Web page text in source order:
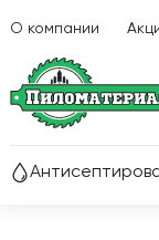
О компании